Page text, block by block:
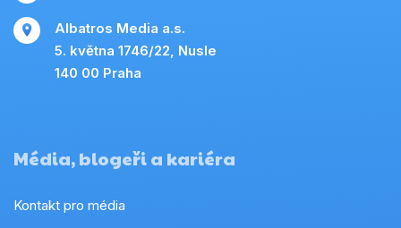
Albatros Media a.s.
5. května 1746/22, Nusle
140 00 Praha
Média, blogeři a kariéra
Kontakt pro média